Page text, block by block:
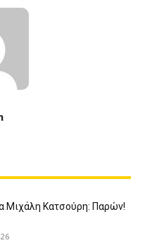
Μιχάλη Κατσούρη: Παρών!